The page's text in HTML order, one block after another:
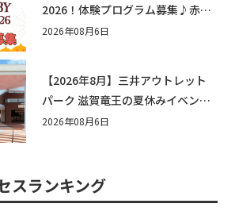
2026！体験プログラム募集♪赤ち
ゃん向けイベントに出演しません
2026年08月6日
【2026年8月】三井アウトレット
パーク 滋賀竜王の夏休みイベント
まとめ！びしょぬれ水あそび・激
2026年08月6日
スランキング